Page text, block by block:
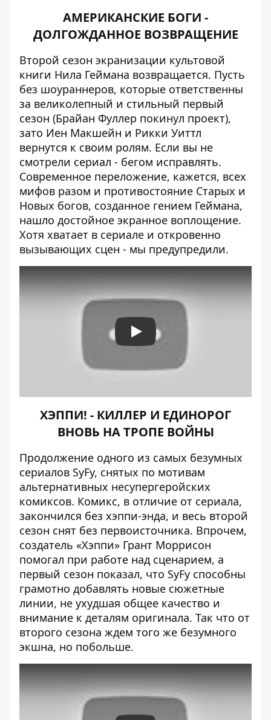
АМЕРИКАНСКИЕ БОГИ -
ДОЛГОЖДАННОЕ ВОЗВРАЩЕНИЕ
Второй сезон экранизации культовой
книги Нила Геймана возвращается. Пусть
без шоураннеров, которые ответственны
за великолепный и стильный первый
сезон (Брайан Фуллер покинул проект),
зато Иен Макшейн и Рикки Уиттл
вернутся к своим ролям. Если вы не
смотрели сериал - бегом исправлять.
Современное переложение, кажется, всех
мифов разом и противостояние Старых и
Новых богов, созданное гением Геймана,
нашло достойное экранное воплощение.
Хотя хватает в сериале и откровенно
вызывающих сцен - мы предупредили.
Play
ХЭППИ! - КИЛЛЕР И ЕДИНОРОГ
ВНОВЬ НА ТРОПЕ ВОЙНЫ
Продолжение одного из самых безумных
сериалов SyFy, снятых по мотивам
альтернативных несупергеройских
комиксов. Комикс, в отличие от сериала,
закончился без хэппи-энда, и весь второй
сезон снят без первоисточника. Впрочем,
создатель «Хэппи» Грант Моррисон
помогал при работе над сценарием, а
первый сезон показал, что SyFy способны
грамотно добавлять новые сюжетные
линии, не ухудшая общее качество и
внимание к деталям оригинала. Так что от
второго сезона ждем того же безумного
экшна, но побольше.